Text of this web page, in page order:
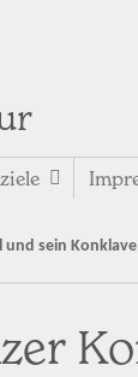
und sein Konklave